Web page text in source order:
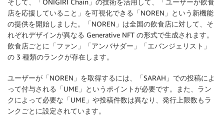
そして、「ONIGIRI Chain」の技術を活用して、「ユーザーが飲食
店を応援していること」を可視化できる「NOREN」という新機能
の提供を開始しました。「NOREN」は全国の飲食店に対して、そ
れぞれデザインが異なる Generative NFT の形式で生成されます。
飲食店ごとに「ファン」「アンバサダー」「エバンジェリスト」
の 3 種類のランクが存在します。
ユーザーが「NOREN」を取得するには、「SARAH」での投稿によ
って付与される「UME」というポイントが必要です。また、ラン
クによって必要な「UME」や投稿件数は異なり、発行上限数もラ
ンクごとに設定されています。